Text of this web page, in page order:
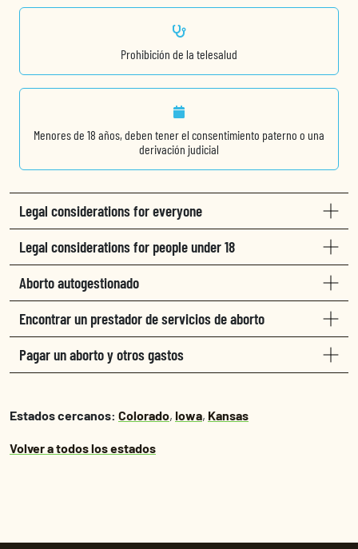
Prohibición de la telesalud
Menores de 18 años, deben tener el consentimiento paterno o una
derivación judicial
Legal considerations for everyone
Legal considerations for people under 18
Aborto autogestionado
Encontrar un prestador de servicios de aborto
Pagar un aborto y otros gastos
Estados cercanos: Colorado, Iowa, Kansas
Volver a todos los estados